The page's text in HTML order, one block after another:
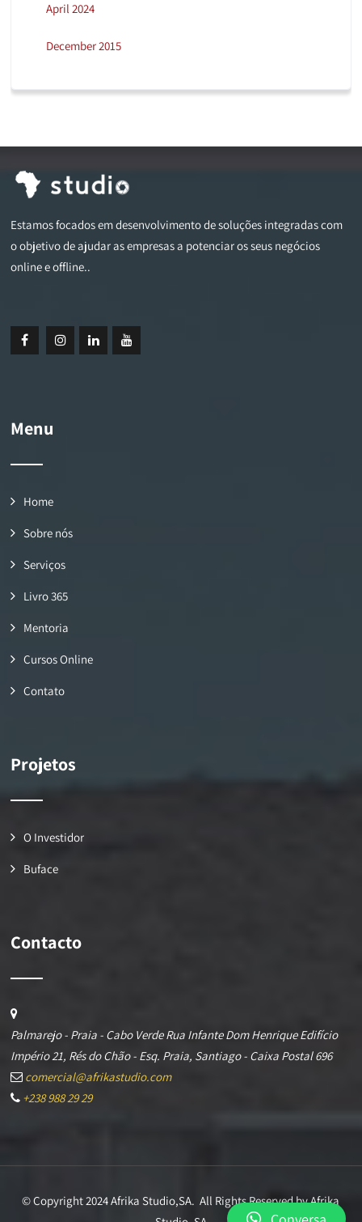
April 2024
December 2015
Estamos focados em desenvolvimento de soluções integradas com
o objetivo de ajudar as empresas a potenciar os seus negócios
online e offline..
Menu
Home
Sobre nós
Serviços
Livro 365
Mentoria
Cursos Online
Contato
Projetos
O Investidor
Buface
Contacto
Palmarejo - Praia - Cabo Verde Rua Infante Dom Henrique Edifício
Império 21, Rés do Chão - Esq. Praia, Santiago - Caixa Postal 696
comercial@afrikastudio.com
+238 988 29 29
© Copyright 2024 Afrika Studio,SA. All Rights Reserved by Afrika